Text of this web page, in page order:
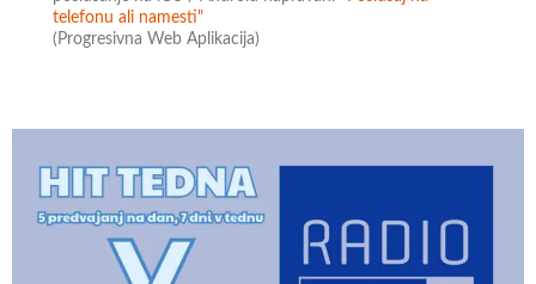
telefonu ali namesti"
(Progresivna Web Aplikacija)